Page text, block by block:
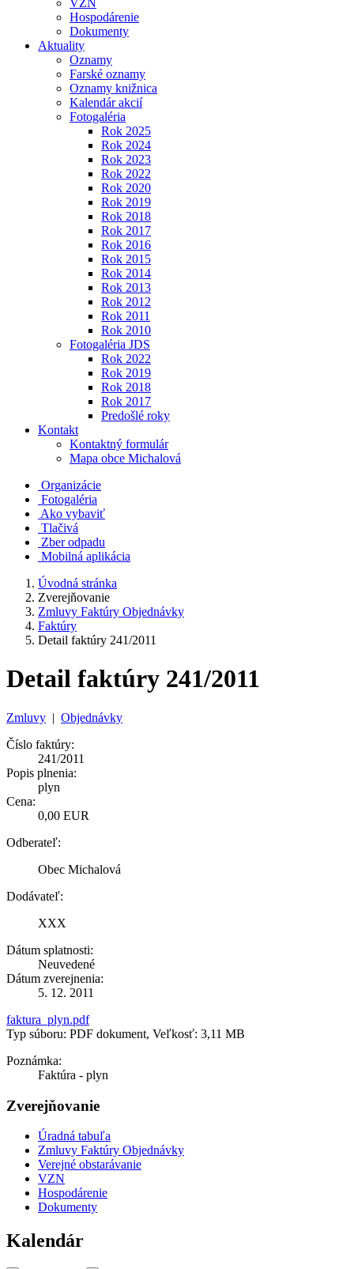
VZN
Hospodárenie
Dokumenty
Aktuality
Oznamy
Farské oznamy
Oznamy knižnica
Kalendár akcií
Fotogaléria
Rok 2025
Rok 2024
Rok 2023
Rok 2022
Rok 2020
Rok 2019
Rok 2018
Rok 2017
Rok 2016
Rok 2015
Rok 2014
Rok 2013
Rok 2012
Rok 2011
Rok 2010
Fotogaléria JDS
Rok 2022
Rok 2019
Rok 2018
Rok 2017
Predošlé roky
Kontakt
Kontaktný formulár
Mapa obce Michalová
Organizácie
Fotogaléria
Ako vybaviť
Tlačivá
Zber odpadu
Mobilná aplikácia
Úvodná stránka
Zverejňovanie
Zmluvy Faktúry Objednávky
Faktúry
Detail faktúry 241/2011
Detail faktúry 241/2011
Zmluvy | Objednávky
Číslo faktúry:
241/2011
Popis plnenia:
plyn
Cena:
0,00 EUR
Odberateľ:
Obec Michalová
Dodávateľ:
XXX
Dátum splatnosti:
Neuvedené
Dátum zverejnenia:
5. 12. 2011
faktura_plyn.pdf
Typ súboru: PDF dokument, Veľkosť: 3,11 MB
Poznámka:
Faktúra - plyn
Zverejňovanie
Úradná tabuľa
Zmluvy Faktúry Objednávky
Verejné obstarávanie
VZN
Hospodárenie
Dokumenty
Kalendár